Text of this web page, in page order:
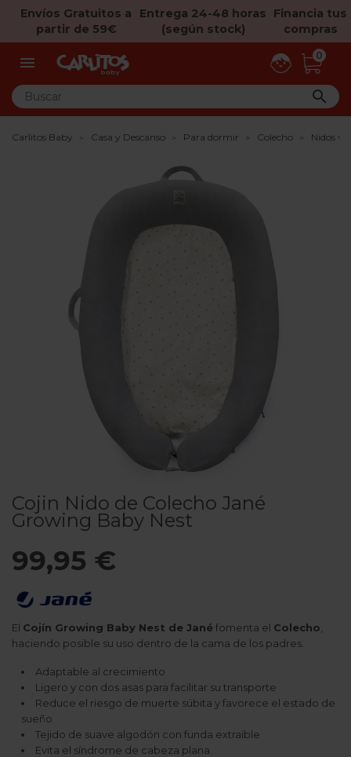
Envíos Gratuitos a
partir de 59€
Entrega 24-48 horas
(según stock)
Financia tus
compras
 0

Carlitos Baby Casa y Descanso Para dormir Colecho Nidos
Cojin Nido de Colecho Jané
Growing Baby Nest
99,95 €
El Cojín Growing Baby Nest de Jané fomenta el Colecho
haciendo posible su uso dentro de la cama de los padres.
Adaptable al crecimiento
Ligero y con dos asas para facilitar su transporte
Reduce el riesgo de muerte súbita y favorece el estado de
sueño
Tejido de suave algodón con funda extraible
Evita el síndrome de cabeza plana